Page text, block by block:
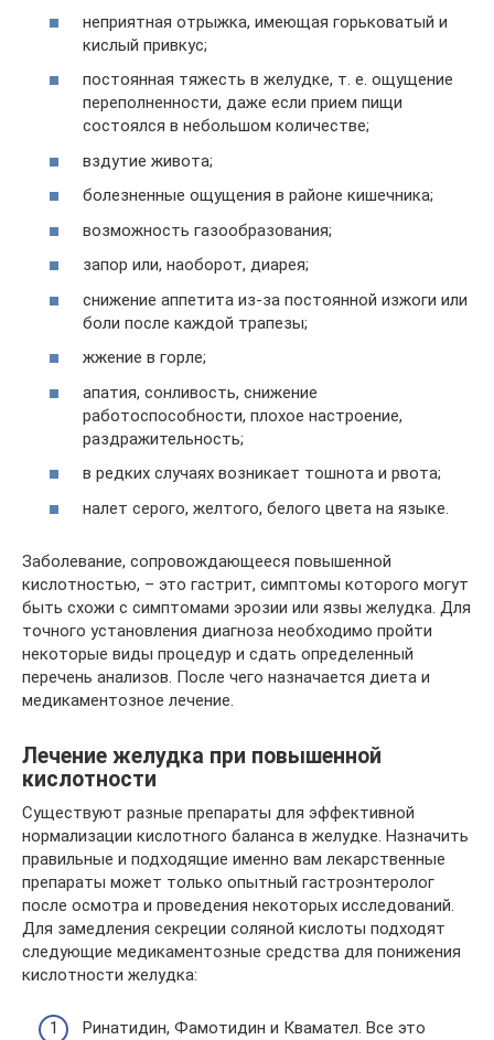
неприятная отрыжка, имеющая горьковатый и
кислый привкус;
постоянная тяжесть в желудке, т. е. ощущение
переполненности, даже если прием пищи
состоялся в небольшом количестве;
вздутие живота;
болезненные ощущения в районе кишечника;
возможность газообразования;
запор или, наоборот, диарея;
снижение аппетита из-за постоянной изжоги или
боли после каждой трапезы;
жжение в горле;
апатия, сонливость, снижение
работоспособности, плохое настроение,
раздражительность;
в редких случаях возникает тошнота и рвота;
налет серого, желтого, белого цвета на языке.
Заболевание, сопровождающееся повышенной
кислотностью, – это гастрит, симптомы которого могут
быть схожи с симптомами эрозии или язвы желудка. Для
точного установления диагноза необходимо пройти
некоторые виды процедур и сдать определенный
перечень анализов. После чего назначается диета и
медикаментозное лечение.
Лечение желудка при повышенной
кислотности
Существуют разные препараты для эффективной
нормализации кислотного баланса в желудке. Назначить
правильные и подходящие именно вам лекарственные
препараты может только опытный гастроэнтеролог
после осмотра и проведения некоторых исследований.
Для замедления секреции соляной кислоты подходят
следующие медикаментозные средства для понижения
кислотности желудка:
Ринатидин, Фамотидин и Квамател. Все это